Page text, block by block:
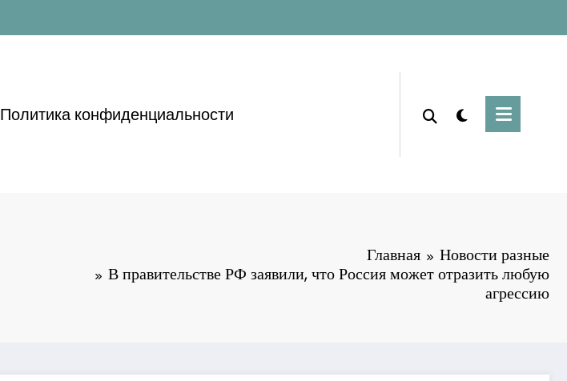
Политика конфиденциальности
Главная
Новости разные
В правительстве РФ заявили, что Россия может отразить любую
агрессию